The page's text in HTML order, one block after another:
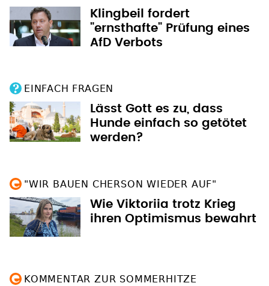
Klingbeil fordert
"ernsthafte" Prüfung eines
AfD Verbots
EINFACH FRAGEN
Lässt Gott es zu, dass
Hunde einfach so getötet
werden?
"WIR BAUEN CHERSON WIEDER AUF"
Wie Viktoriia trotz Krieg
ihren Optimismus bewahrt
KOMMENTAR ZUR SOMMERHITZE